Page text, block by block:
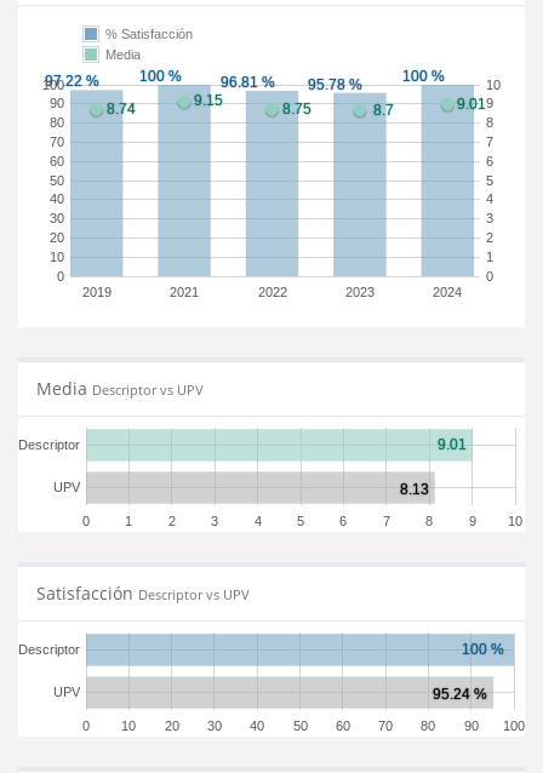
2019 2021 2022 2023 2024
0
10
20
30
40
50
60
70
80
90
100
0
1
2
3
4
5
6
7
8
9
10
% Satisfacción
Media
Media Descriptor vs UPV
0 1 2 3 4 5 6 7 8 9 10
UPV
Descriptor
Satisfacción Descriptor vs UPV
0 10 20 30 40 50 60 70 80 90 100
UPV
Descriptor